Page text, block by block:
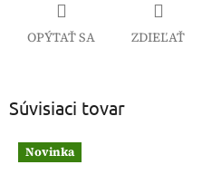
OPÝTAŤ SA ZDIEĽAŤ
Súvisiaci tovar
Novinka